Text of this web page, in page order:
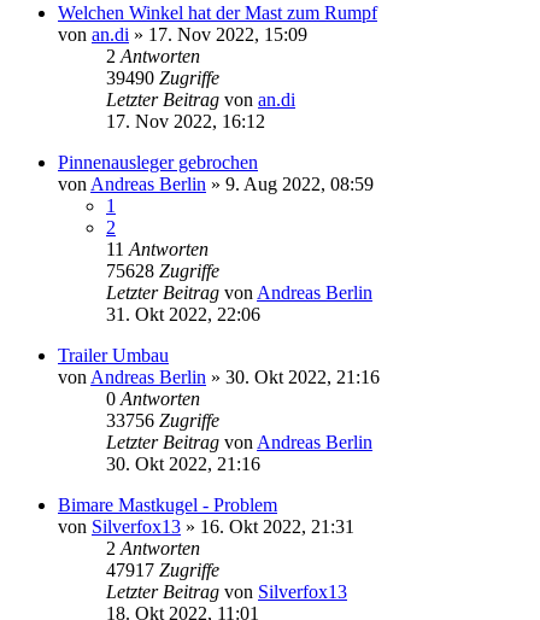
Welchen Winkel hat der Mast zum Rumpf
von an.di » 17. Nov 2022, 15:09
2 Antworten
39490 Zugriffe
Letzter Beitrag von an.di
17. Nov 2022, 16:12
Pinnenausleger gebrochen
von Andreas Berlin » 9. Aug 2022, 08:59
1
2
11 Antworten
75628 Zugriffe
Letzter Beitrag von Andreas Berlin
31. Okt 2022, 22:06
Trailer Umbau
von Andreas Berlin » 30. Okt 2022, 21:16
0 Antworten
33756 Zugriffe
Letzter Beitrag von Andreas Berlin
30. Okt 2022, 21:16
Bimare Mastkugel - Problem
von Silverfox13 » 16. Okt 2022, 21:31
2 Antworten
47917 Zugriffe
Letzter Beitrag von Silverfox13
18. Okt 2022, 11:01